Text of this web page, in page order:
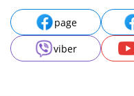
page
viber